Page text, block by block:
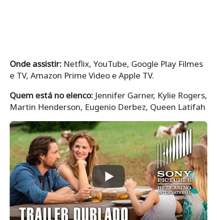
Onde assistir: Netflix, YouTube, Google Play Filmes
e TV, Amazon Prime Video e Apple TV.
Quem está no elenco: Jennifer Garner, Kylie Rogers,
Martin Henderson, Eugenio Derbez, Queen Latifah